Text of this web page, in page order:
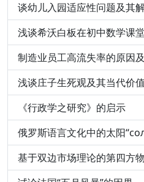
谈幼儿入园适应性问题及其
浅谈希沃白板在初中数学课
制造业员工高流失率的原因
浅谈庄子生死观及其当代价值
《行政学之研究》的启示
俄罗斯语言文化中的太阳
基于双边市场理论的第四方